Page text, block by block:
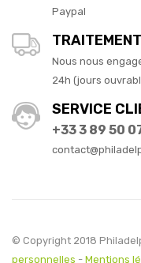
Paypal
Nous nous
24h (jours
SERVICE
+33 3 89 50
© Copyright 2018
personnelles - Mentions